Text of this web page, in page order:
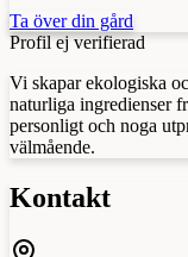
Ta över din gård
Profil ej verifierad
Vi skapar ekologiska
naturliga ingredienser
personligt och noga
välmående.
Kontakt